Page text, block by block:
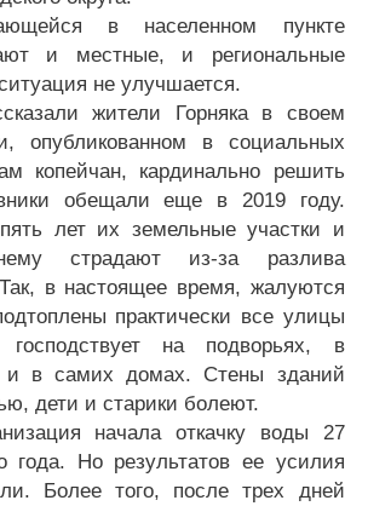
в населенном пункте
и местные, и региональные
не улучшается.
жители Горняка в своем
опубликованном в социальных
копейчан, кардинально решить
обещали еще в 2019 году.
лет их земельные участки и
страдают из-за разлива
в настоящее время, жалуются
практически все улицы
на подворьях, в
и в самих домах. Стены зданий
дети и старики болеют.
начала откачку воды 27
года. Но результатов ее усилия
Более того, после трех дней